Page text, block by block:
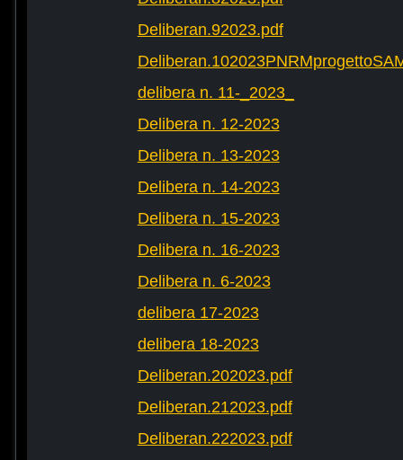
Deliberan.92023.pdf
delibera n. 11-_2023_
Delibera n. 12-2023
Delibera n. 13-2023
Delibera n. 14-2023
Delibera n. 15-2023
Delibera n. 16-2023
Delibera n. 6-2023
delibera 17-2023
delibera 18-2023
Deliberan.202023.pdf
Deliberan.212023.pdf
Deliberan.222023.pdf